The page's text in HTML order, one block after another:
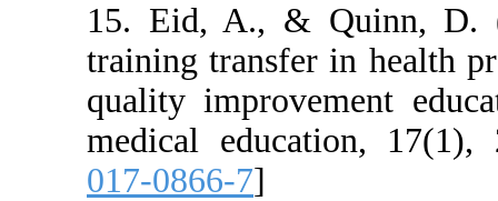
15. Eid, A., &
training
quality
medical
017-0866-7